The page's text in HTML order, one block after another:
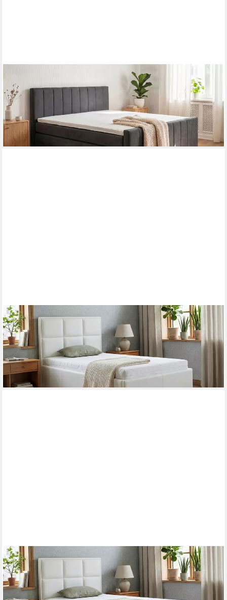
Boxspringbett mit Bettkasten und Matratze mit integrierten
Topper - Modell Cali K, mit innovativem Belüftungssystem
ab 1.409,00 €
lieferbar in 5 Wochen
PAARA
Polsterbett Monaco 504GK mit Bettkasten Kopfteil verstellbar
(Lattenroste/n)
ab 1.323,00 €
lieferbar in 5 Wochen
PAARA
Polsterbett Monaco 504GK mit Bettkasten Kopfteil verstellbar
(Lattenroste/n)
ab 923,00 €